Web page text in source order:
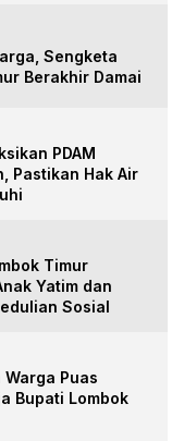
Sengketa
Berakhir Damai
PDAM
Pastikan Hak Air
Timur
Yatim dan
Sosial
Warga Puas
Bupati Lombok